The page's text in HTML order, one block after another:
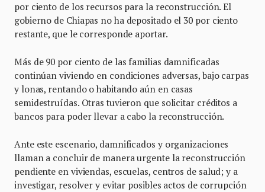
por ciento de los recursos para la reconstrucción. El
gobierno de Chiapas no ha depositado el 30 por ciento
restante, que le corresponde aportar.
Más de 90 por ciento de las familias damnificadas
continúan viviendo en condiciones adversas, bajo carpas
y lonas, rentando o habitando aún en casas
semidestruídas. Otras tuvieron que solicitar créditos a
bancos para poder llevar a cabo la reconstrucción.
Ante este escenario, damnificados y organizaciones
llaman a concluir de manera urgente la reconstrucción
pendiente en viviendas, escuelas, centros de salud; y a
investigar, resolver y evitar posibles actos de corrupción